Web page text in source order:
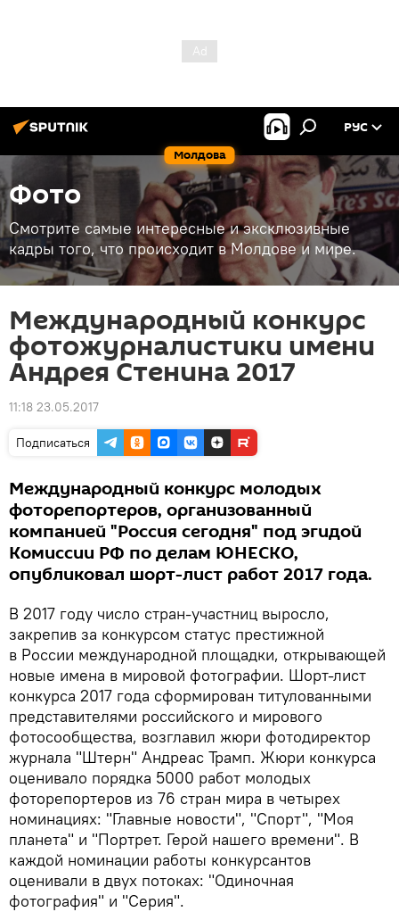
Молдова
РУС
Фото
Смотрите самые интересные и эксклюзивные
кадры того, что происходит в Молдове и мире.
Международный конкурс
фотожурналистики имени
Андрея Стенина 2017
11:18 23.05.2017
Подписаться
Международный конкурс молодых
фоторепортеров, организованный
компанией "Россия сегодня" под эгидой
Комиссии РФ по делам ЮНЕСКО,
опубликовал шорт-лист работ 2017 года.
В 2017 году число стран-участниц выросло,
закрепив за конкурсом статус престижной
в России международной площадки, открывающей
новые имена в мировой фотографии. Шорт-лист
конкурса 2017 года сформирован титулованными
представителями российского и мирового
фотосообщества, возглавил жюри фотодиректор
журнала "Штерн" Андреас Трамп. Жюри конкурса
оценивало порядка 5000 работ молодых
фоторепортеров из 76 стран мира в четырех
номинациях: "Главные новости", "Спорт", "Моя
планета" и "Портрет. Герой нашего времени". В
каждой номинации работы конкурсантов
оценивали в двух потоках: "Одиночная
фотография" и "Серия".